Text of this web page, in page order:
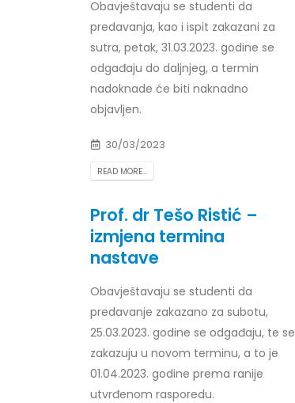
Obavještavaju se studenti da
predavanja, kao i ispit zakazani za
sutra, petak, 31.03.2023. godine se
odgađaju do daljnjeg, a termin
nadoknade će biti naknadno
objavljen.
30/03/2023
READ MORE...
Prof. dr Tešo Ristić –
izmjena termina
nastave
Obavještavaju se studenti da
predavanje zakazano za subotu,
25.03.2023. godine se odgađaju, te se
zakazuju u novom terminu, a to je
01.04.2023. godine prema ranije
utvrđenom rasporedu.